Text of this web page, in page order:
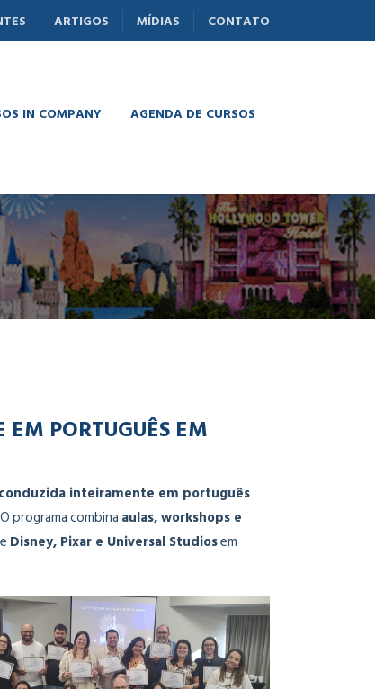
ARTIGOS MÍDIAS CONTATO
IN COMPANY AGENDA DE CURSOS
EM PORTUGUÊS EM
inteiramente em português
programa combinaaulas, workshops e
Disney, Pixar e Universal Studiosem